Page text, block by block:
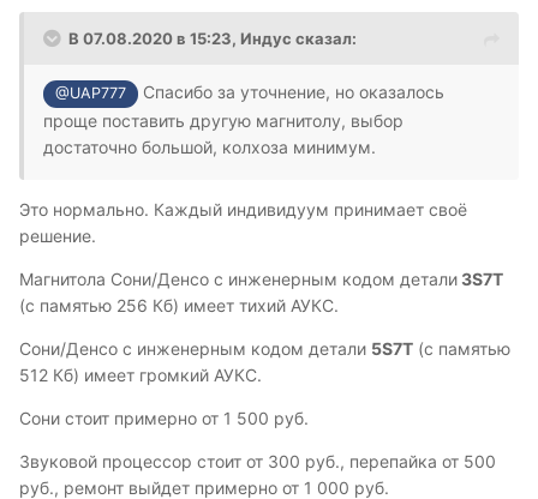
В 07.08.2020 в 15:23, Индус сказал:
@UAP777
Спасибо за уточнение, но оказалось
проще поставить другую магнитолу, выбор
достаточно большой, колхоза минимум.
Это нормально. Каждый индивидуум принимает своё
решение.
Магнитола Сони/Денсо с инженерным кодом детали 3S7T
(с памятью 256 Кб) имеет тихий АУКС.
Сони/Денсо с инженерным кодом детали 5S7T (с памятью
512 Кб) имеет громкий АУКС.
Сони стоит примерно от 1 500 руб.
Звуковой процессор стоит от 300 руб., перепайка от 500
руб., ремонт выйдет примерно от 1 000 руб.